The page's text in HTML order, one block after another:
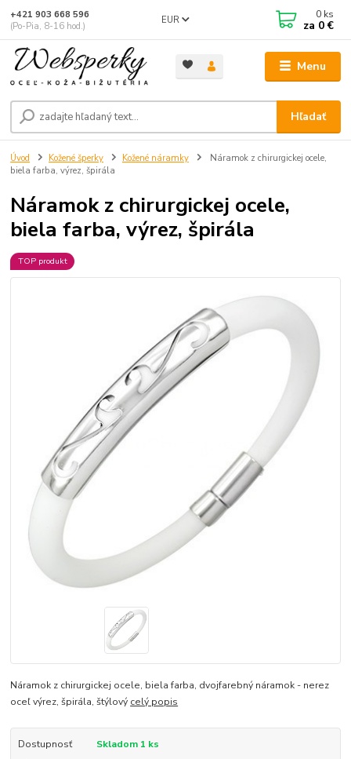
Menu
EUR
Hľadať
+421 903 668 596
(Po-Pia, 8-16 hod.)
0 ks
za 0 €
Úvod Kožené šperky Kožené náramky
Náramok z chirurgickej ocele,
biela farba, výrez, špirála
Náramok z chirurgickej ocele,
biela farba, výrez, špirála
TOP produkt
Náramok z chirurgickej ocele, biela farba, dvojfarebný náramok - nerez
oceľ výrez, špirála, štýlový celý popis
Dostupnosť
Skladom 1 ks